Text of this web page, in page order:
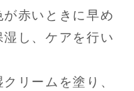
赤いときに早め
し、ケアを行い
リームを塗り、